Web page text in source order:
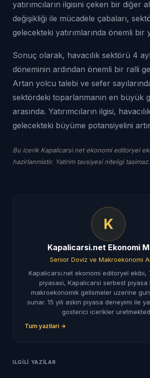
yatırımcıların ilgisini çeken bir diğer
değişikliği ile mücadele çabaları,
gelecekteki yatırımlarında önemli bir
Sonuç olarak, havacılık sektörü 4
döneminin ardından önemli bir ralli
Artan yolcu talebi ve sefer
sektördeki toparlanmanın en büyük
arasında. Yatırımcıların ilgisi,
gelecekteki büyüme potansiyelini
Bu icerik Kapalicarsi.net ekonomi editoryel
hazirlanmistir. Yatirim tavsiyesi niteligi tasimaz.
K
Kapalicarsi.net Ekonomi
Senior Doviz ve Makroekonomi
Kapalicarsi.net ekonomi editoryel ekibi,
piyasasi, Kapalicarsi serbest piyasa
makroekonomik gelismeler uzerine
sunar. 15 yili askin piyasa deneyimi ile
gosterici icerikler
Tum yazilari →
ILGILI YAZILAR